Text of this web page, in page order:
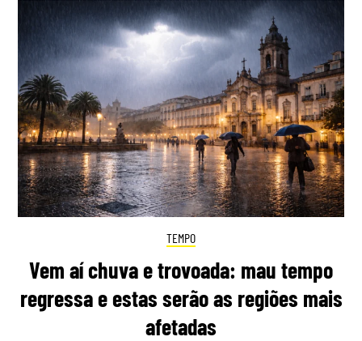
TEMPO
Vem aí chuva e trovoada: mau tempo
regressa e estas serão as regiões mais
afetadas